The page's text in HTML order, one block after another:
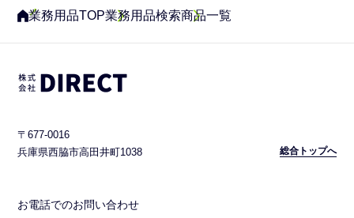
業務用品TOP業務用品検索商品一覧
〒677-0016
兵庫県西脇市高田井町1038
総合トップへ
お電話でのお問い合わせ